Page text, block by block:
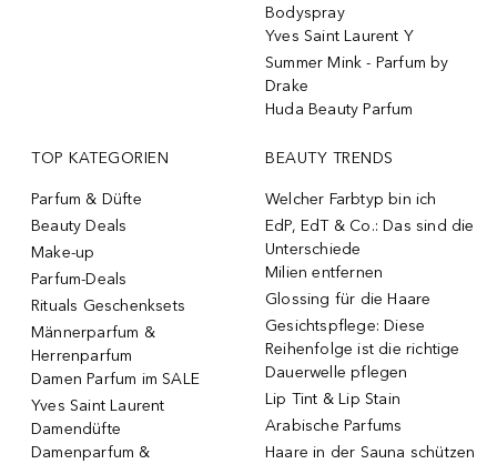
Bodyspray
Yves Saint Laurent Y
Summer Mink - Parfum by
Drake
Huda Beauty Parfum
TOP KATEGORIEN
Parfum & Düfte
Beauty Deals
Make-up
Parfum-Deals
Rituals Geschenksets
Männerparfum &
Herrenparfum
Damen Parfum im SALE
Yves Saint Laurent
Damendüfte
Damenparfum &
BEAUTY TRENDS
Welcher Farbtyp bin ich
EdP, EdT & Co.: Das sind die
Unterschiede
Milien entfernen
Glossing für die Haare
Gesichtspflege: Diese
Reihenfolge ist die richtige
Dauerwelle pflegen
Lip Tint & Lip Stain
Arabische Parfums
Haare in der Sauna schützen